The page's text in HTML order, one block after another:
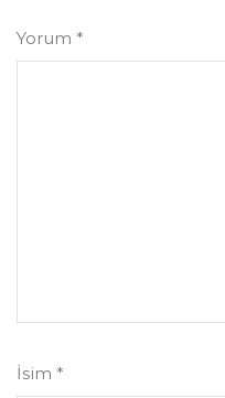
Yorum *
İsim *